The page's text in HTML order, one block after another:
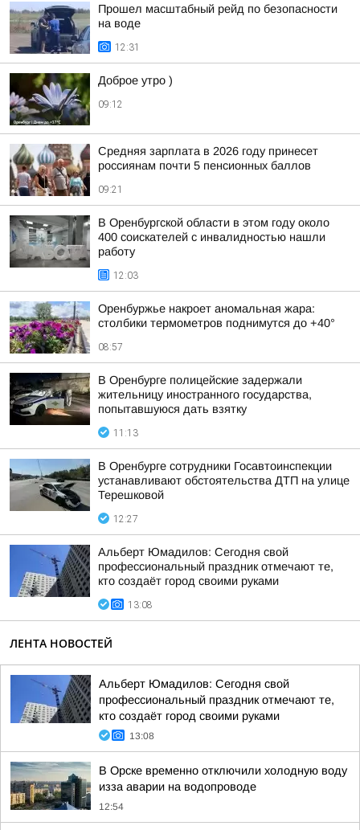
Прошел масштабный рейд по безопасности
на воде
12:31
Доброе утро )
09:12
Средняя зарплата в 2026 году принесет
россиянам почти 5 пенсионных баллов
09:21
В Оренбургской области в этом году около
400 соискателей с инвалидностью нашли
работу
12:03
Оренбуржье накроет аномальная жара:
столбики термометров поднимутся до +40°
08:57
В Оренбурге полицейские задержали
жительницу иностранного государства,
попытавшуюся дать взятку
11:13
В Оренбурге сотрудники Госавтоинспекции
устанавливают обстоятельства ДТП на улице
Терешковой
12:27
Альберт Юмадилов: Сегодня свой
профессиональный праздник отмечают те,
кто создаёт город своими руками
13:08
ЛЕНТА НОВОСТЕЙ
Альберт Юмадилов: Сегодня свой
профессиональный праздник отмечают те,
кто создаёт город своими руками
13:08
В Орске временно отключили холодную воду
изза аварии на водопроводе
12:54